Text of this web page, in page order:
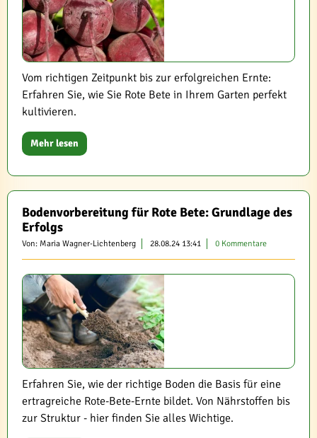
Vom richtigen Zeitpunkt bis zur erfolgreichen Ernte:
Erfahren Sie, wie Sie Rote Bete in Ihrem Garten perfekt
kultivieren.
Mehr lesen
Bodenvorbereitung für Rote Bete: Grundlage des
Erfolgs
Von: Maria Wagner-Lichtenberg 28.08.24 13:41 0 Kommentare
Erfahren Sie, wie der richtige Boden die Basis für eine
ertragreiche Rote-Bete-Ernte bildet. Von Nährstoffen bis
zur Struktur - hier finden Sie alles Wichtige.